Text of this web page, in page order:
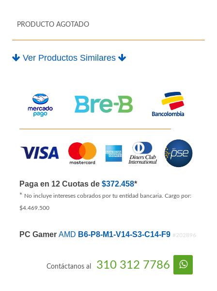
PRODUCTO AGOTADO
Ver Productos Similares
Paga en 12 Cuotas de $372.458*
* No incluye intereses cobrados por tu entidad bancaria. Cargo por:
$4.469.500
PC Gamer AMD B6-P8-M1-V14-S3-C14-F9 #202896
Contáctanos al 310 312 7786